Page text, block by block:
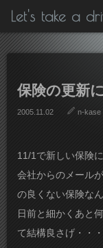
Let's take a
保険の更新
2005.11.02 n-kase
11/1で新しい保険
会社からのメール
の良くない保険な
日前と細かくあと
て結構良さげ・・